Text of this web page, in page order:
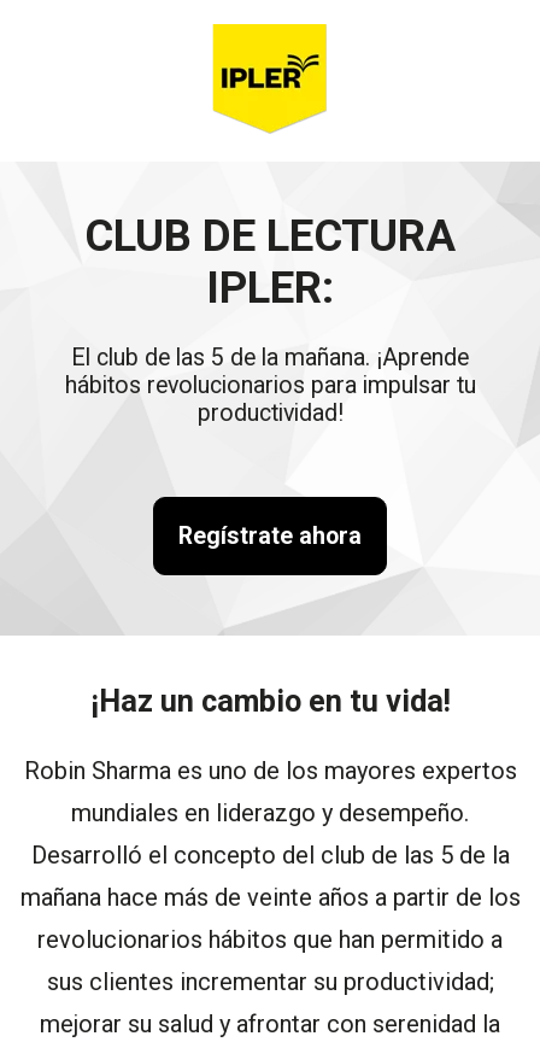
CLUB DE LECTURA
IPLER:
El club de las 5 de la mañana. ¡Aprende
hábitos revolucionarios para impulsar tu
productividad!
Regístrate ahora
¡Haz un cambio en tu vida!
Robin Sharma es uno de los mayores expertos
mundiales en liderazgo y desempeño.
Desarrolló el concepto del club de las 5 de la
mañana hace más de veinte años a partir de los
revolucionarios hábitos que han permitido a
sus clientes incrementar su productividad;
mejorar su salud y afrontar con serenidad la